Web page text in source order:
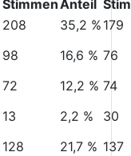
StimmenAnteil
208 35,2 % 179
98 16,6 % 76
72 12,2 % 74
13 2,2 %
30
128 21,7 % 137